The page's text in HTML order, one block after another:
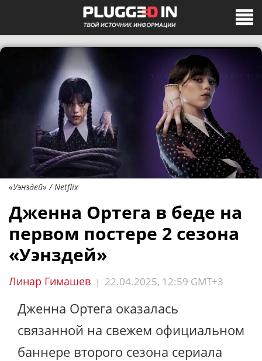
«Уэнздей» / Netflix
Дженна Ортега в беде на
первом постере 2 сезона
«Уэнздей»
Линар Гимашев | 22.04.2025, 12:59 GMT+3
Дженна Ортега оказалась
связанной на свежем официальном
баннере второго сезона сериала